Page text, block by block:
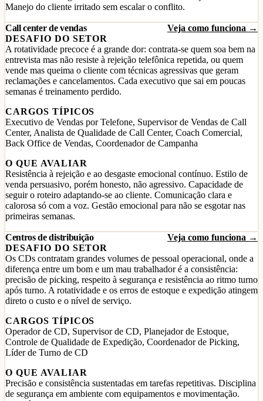
Manejo do cliente irritado sem escalar o conflito.
Call center de vendas
Veja como funciona →
DESAFIO DO SETOR
A rotatividade precoce é a grande dor: contrata-se quem soa bem na
entrevista mas não resiste à rejeição telefônica repetida, ou quem
vende mas queima o cliente com técnicas agressivas que geram
reclamações e cancelamentos. Cada executivo que sai em poucas
semanas é treinamento perdido.
CARGOS TÍPICOS
Executivo de Vendas por Telefone, Supervisor de Vendas de Call
Center, Analista de Qualidade de Call Center, Coach Comercial,
Back Office de Vendas, Coordenador de Campanha
O QUE AVALIAR
Resistência à rejeição e ao desgaste emocional contínuo. Estilo de
venda persuasivo, porém honesto, não agressivo. Capacidade de
seguir o roteiro adaptando-se ao cliente. Comunicação clara e
calorosa só com a voz. Gestão emocional para não se esgotar nas
primeiras semanas.
Centros de distribuição
Veja como funciona →
DESAFIO DO SETOR
Os CDs contratam grandes volumes de pessoal operacional, onde a
diferença entre um bom e um mau trabalhador é a consistência:
precisão de picking, respeito à segurança e resistência ao ritmo turno
após turno. A rotatividade e os erros de estoque e expedição atingem
direto o custo e o nível de serviço.
CARGOS TÍPICOS
Operador de CD, Supervisor de CD, Planejador de Estoque,
Controle de Qualidade de Expedição, Coordenador de Picking,
Líder de Turno de CD
O QUE AVALIAR
Precisão e consistência sustentadas em tarefas repetitivas. Disciplina
de segurança em ambiente com equipamentos e movimentação.